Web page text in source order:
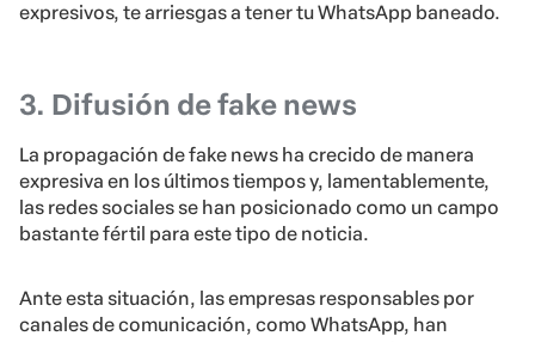
expresivos, te arriesgas a tener tu WhatsApp baneado.
3. Difusión de fake news
La propagación de fake news ha crecido de manera
expresiva en los últimos tiempos y, lamentablemente,
las redes sociales se han posicionado como un campo
bastante fértil para este tipo de noticia.
Ante esta situación, las empresas responsables por
canales de comunicación, como WhatsApp, han